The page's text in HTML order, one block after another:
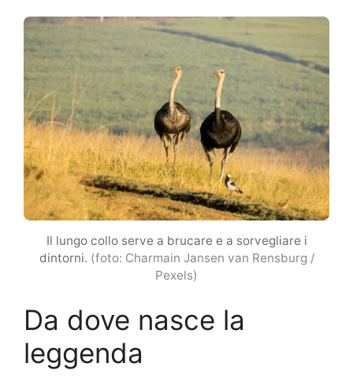
Il lungo collo serve a brucare e a sorvegliare i
dintorni. (foto: Charmain Jansen van Rensburg /
Pexels)
Da dove nasce la
leggenda